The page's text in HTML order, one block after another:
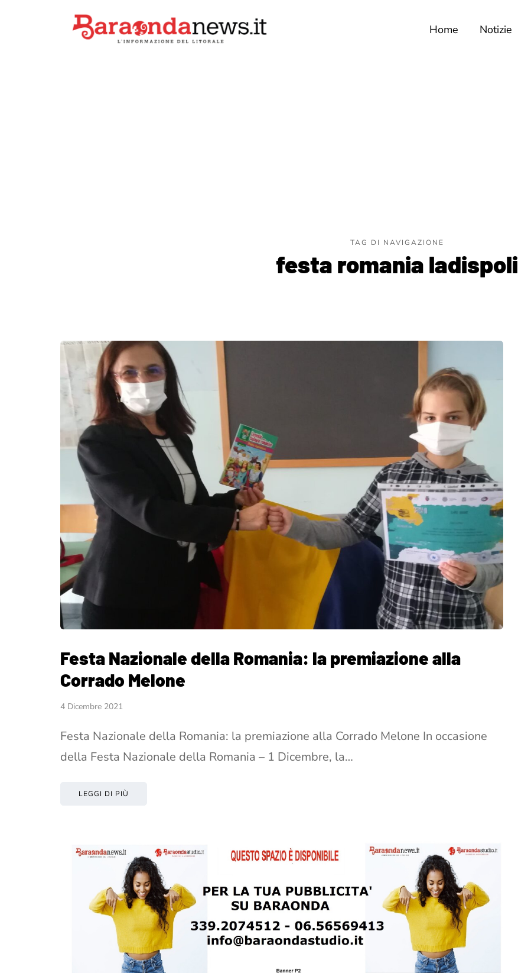
Home Notizie
TAG DI NAVIGAZIONE
festa romania ladispoli
Festa Nazionale della Romania: la premiazione alla
Corrado Melone
4 Dicembre 2021
Festa Nazionale della Romania: la premiazione alla Corrado Melone In occasione
della Festa Nazionale della Romania – 1 Dicembre, la…
LEGGI DI PIÙ